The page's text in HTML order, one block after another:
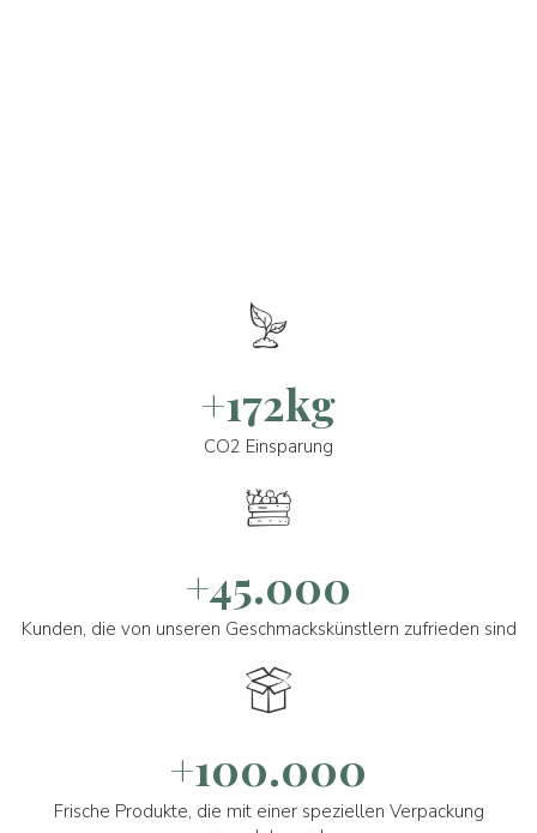
+172kg
CO2 Einsparung
+45.000
Kunden, die von unseren Geschmackskünstlern zufrieden sind
+100.000
Frische Produkte, die mit einer speziellen Verpackung